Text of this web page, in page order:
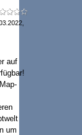
auf
um